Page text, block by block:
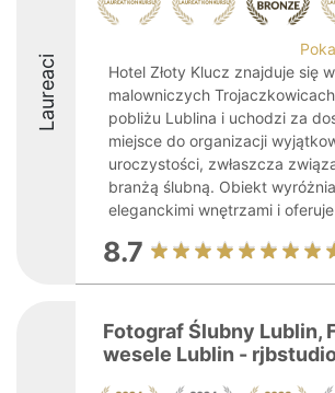
Laureaci
Hotel Złoty Klucz znajduje się w
malowniczych
pobliżu Lublina i uchodzi za
miejsce do organizacji
uroczystości, zwłaszcza
branżą ślubną. Obiekt
eleganckimi wnętrzami i
8.7
Fotograf Ślubny Lublin,
wesele Lublin -